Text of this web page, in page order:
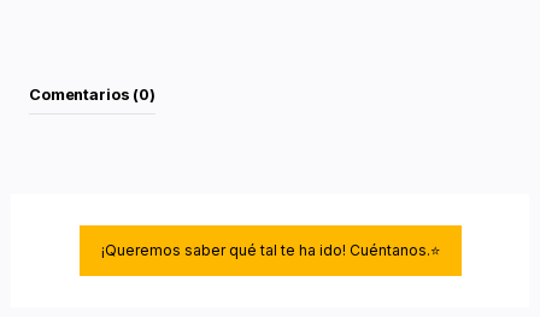
Comentarios (0)
¡Queremos saber qué tal te ha ido! Cuéntanos.⭐